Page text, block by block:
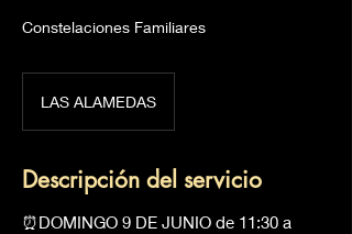
Constelaciones Familiares
LAS ALAMEDAS
Descripción del servicio
⏰DOMINGO 9 DE JUNIO de 11:30 a